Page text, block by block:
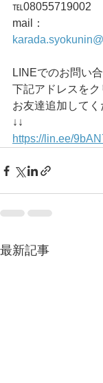
℡08055719002
mail：
LINEでのお問い
下記アドレスをク
お友達追加してく
↓↓
https://lin.ee/
最新記事